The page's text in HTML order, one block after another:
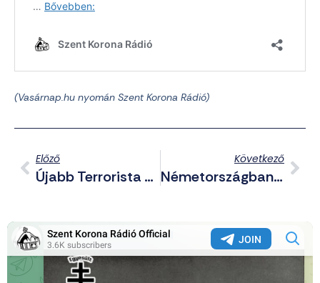
(Vasárnap.hu nyomán Szent Korona Rádió)
Előző
Újabb Terrorista Támadást Kíséreltek Meg Az Ukránok Az Európába És Törökországba Tartó Vezetékek Ellen
Következő
Németországban Rájöttek Az Igazságra: Még Sincsenek Annyira Rászorulva A Segítségre Az Ukrán Menekültek